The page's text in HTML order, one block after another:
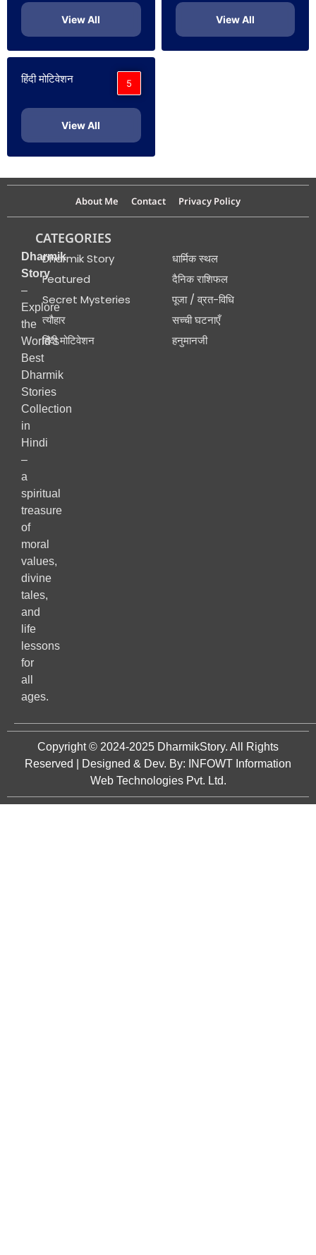
View All View All
हिंदी मोटिवेशन 5
View All
About Me Contact Privacy Policy
Dharmik
Story
–
Explore
the
World’s
Best
Dharmik
Stories
Collection
in
Hindi
–
a
spiritual
treasure
of
moral
values,
divine
tales,
and
life
lessons
for
all
ages.
CATEGORIES
Dharmik Story
Featured
Secret Mysteries
त्यौहार
हिंदी मोटिवेशन
धार्मिक स्थल
दैनिक राशिफल
पूजा / व्रत-विधि
सच्ची घटनाएँ
हनुमानजी
Copyright © 2024-2025 DharmikStory. All Rights
Reserved | Designed & Dev. By:
INFOWT Information
Web Technologies Pvt. Ltd.